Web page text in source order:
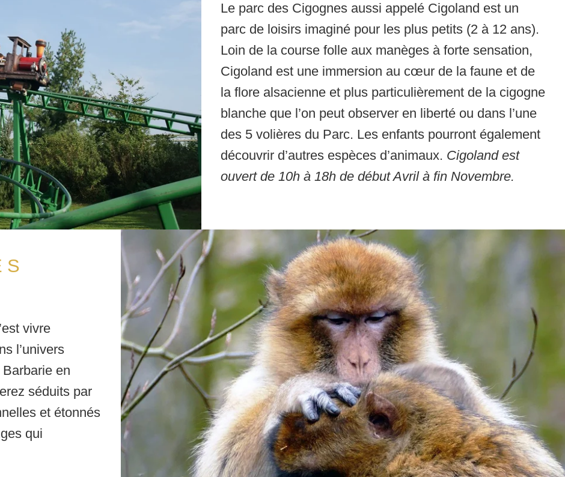
Le parc des Cigognes aussi appelé Cigoland est un
parc de loisirs imaginé pour les plus petits (2 à 12 ans).
Loin de la course folle aux manèges à forte sensation,
Cigoland est une immersion au cœur de la faune et de
la flore alsacienne et plus particulièrement de la cigogne
blanche que l’on peut observer en liberté ou dans l’une
des 5 volières du Parc. Les enfants pourront également
découvrir d’autres espèces d’animaux. Cigoland est
ouvert de 10h à 18h de début Avril à fin Novembre.
vivre
l’univers
en
séduits par
et étonnés
qui
RÉSERVER UNE CHAMBRE
(SANS BON CADEAU)
RÉSERVER UNE CHAMBRE
(AVEC BON CADEAU)
RÉSERVER UN DAY SPA
RÉSERVER UNE TABLE